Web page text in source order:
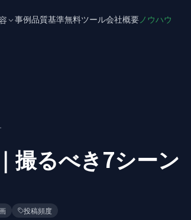
事例品質基準無料ツール会社概要ノウハウ
撮るべき7シーン
投稿頻度